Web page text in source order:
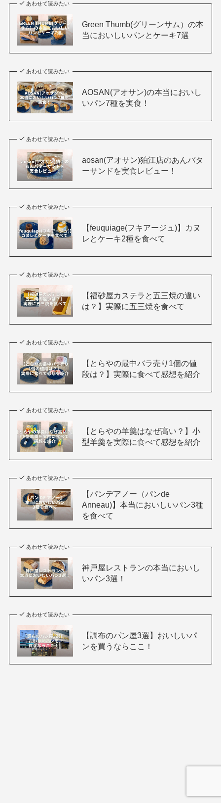
あわせて読みたい
Green Thumb(グリーンサム）の本
当においしいパンとケーキ7選
あわせて読みたい
AOSAN(アオサン)の本当においし
いパン7種を実食！
あわせて読みたい
aosan(アオサン)狛江店のあんバタ
ーサンドを実食レビュー！
あわせて読みたい
【feuquiage(フキアージュ)】カヌ
レとケーキ2種を食べて
あわせて読みたい
【福砂屋カステラと五三焼の違い
は？】実際に五三焼を食べて
あわせて読みたい
【とらやの最中バラ売り1個の値
段は？】実際に食べて感想を紹介
あわせて読みたい
【とらやの羊羹はなぜ高い？】小
型羊羹を実際に食べて感想を紹介
あわせて読みたい
【パンデアノー（パンde
Anneau)】本当においしいパン3種
を食べて
あわせて読みたい
神戸屋レストランの本当においし
いパン3選！
あわせて読みたい
【調布のパン屋3選】おいしいパ
ンを買うならここ！